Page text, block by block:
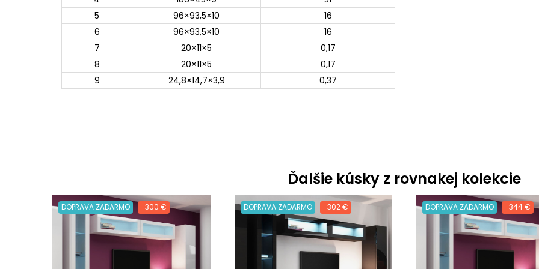
5
96×93,5×10
16
6
96×93,5×10
16
7
20×11×5
0,17
8
20×11×5
0,17
9
24,8×14,7×3,9 0,37
Ďalšie kúsky z rovnakej kolekcie
DOPRAVA ZADARMO -300 € DOPRAVA ZADARMO -302 € DOPRAVA ZADARMO -344 €